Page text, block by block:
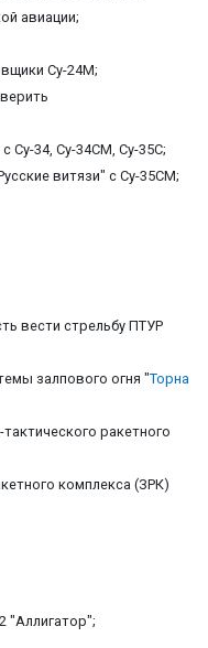
авиации;
Су-24М;
Су-34, Су-34СМ, Су-35С;
витязи" с Су-35СМ;
вести стрельбу ПТУР
залпового огня "Торна
ракетного
комплекса (ЗРК)
"Аллигатор";